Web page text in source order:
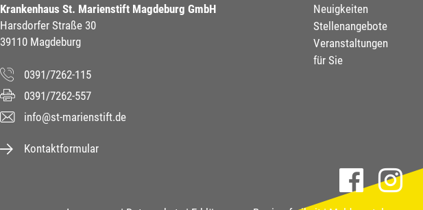
Krankenhaus St. Marienstift Magdeburg GmbH
Harsdorfer Straße 30
39110 Magdeburg
0391/7262-115
0391/7262-557
info@st-marienstift.de
Kontaktformular
Footer
menu
Neuigkeiten
Stellenangebote
Veranstaltungen
für Sie